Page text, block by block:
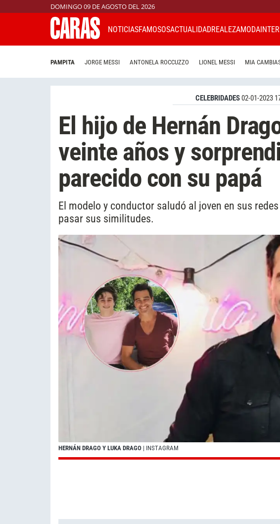
DOMINGO 09 DE AGOSTO DEL 2026
NOTICIASFAMOSOSACTUALIDADREALEZAMODA
PAMPITA JORGE MESSI ANTONELA ROCCUZZO LIONEL MESSI MIA
CELEBRIDADES02-01-2023
El hijo de Hernán
veinte años y
parecido con su papá
El modelo y conductor saludó al joven en sus
pasar sus similitudes.
HERNÁN DRAGO Y LUKA DRAGO | INSTAGRAM